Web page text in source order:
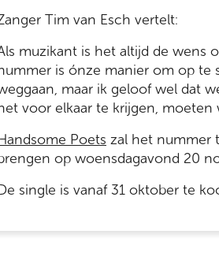
Tim van Esch vertelt:
muzikant is het altijd de wens
is ónze manier om op te
maar ik geloof wel dat
voor elkaar te krijgen, moeten
Poets zal het nummer
op woensdagavond 20
single is vanaf 31 oktober te